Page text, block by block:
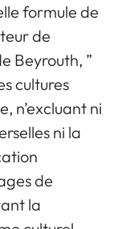
formule de
de
Beyrouth, ”
cultures
n’excluant ni
ni la
de
la